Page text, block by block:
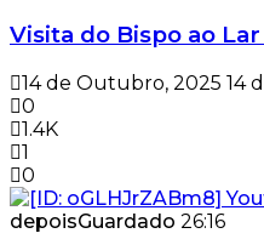
Visita do Bispo ao
14 de Outubro, 2025 14
0
1.4K
1
0
depoisGuardado 26:16